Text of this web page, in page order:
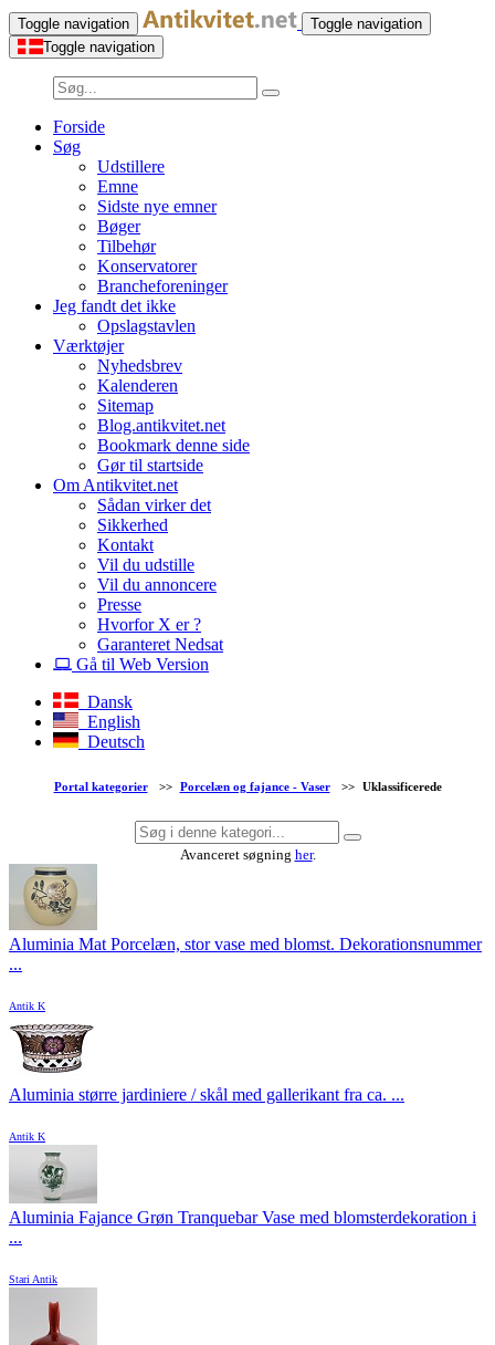
Toggle navigation
Toggle navigation
Toggle navigation
Forside
Søg
Udstillere
Emne
Sidste nye emner
Bøger
Tilbehør
Konservatorer
Brancheforeninger
Jeg fandt det ikke
Opslagstavlen
Værktøjer
Nyhedsbrev
Kalenderen
Sitemap
Blog.antikvitet.net
Bookmark denne side
Gør til startside
Om Antikvitet.net
Sådan virker det
Sikkerhed
Kontakt
Vil du udstille
Vil du annoncere
Presse
Hvorfor X er ?
Garanteret Nedsat
Gå til Web Version
Dansk
English
Deutsch
Portal kategorier >> Porcelæn og fajance - Vaser >> Uklassificerede
Avanceret søgning her.
Aluminia Mat Porcelæn, stor vase med blomst. Dekorationsnummer
...
Antik K
Aluminia større jardiniere / skål med gallerikant fra ca. ...
Antik K
Aluminia Fajance Grøn Tranquebar Vase med blomsterdekoration i
...
Stari Antik